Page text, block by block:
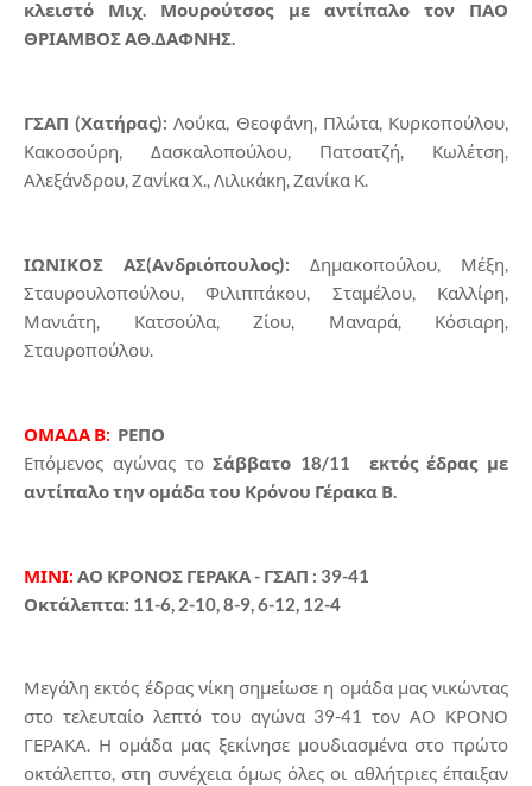
κλειστό Μιχ. Μουρούτσος με αντίπαλο τον ΠΑΟ
ΘΡΙΑΜΒΟΣ ΑΘ.ΔΑΦΝΗΣ.
ΓΣΑΠ (Χατήρας): Λούκα, Θεοφάνη, Πλώτα, Κυρκοπούλου,
Κακοσούρη, Δασκαλοπούλου, Πατσατζή, Κωλέτση,
Αλεξάνδρου, Ζανίκα Χ., Λιλικάκη, Ζανίκα Κ.
ΙΩΝΙΚΟΣ ΑΣ(Ανδριόπουλος): Δημακοπούλου, Μέξη,
Σταυρουλοπούλου, Φιλιππάκου, Σταμέλου, Καλλίρη,
Μανιάτη, Κατσούλα, Ζίου, Μαναρά, Κόσιαρη,
Σταυροπούλου.
ΟΜΑΔΑ Β: ΡΕΠΟ
Επόμενος αγώνας τοΣάββατο 18/11 εκτός έδρας με
αντίπαλο την ομάδα του Κρόνου Γέρακα Β.
ΜΙΝΙ: ΑΟ ΚΡΟΝΟΣ ΓΕΡΑΚΑ - ΓΣΑΠ : 39-41
Οκτάλεπτα: 11-6, 2-10, 8-9, 6-12, 12-4
Μεγάλη εκτός έδρας νίκη σημείωσε η ομάδα μας νικώντας
στο τελευταίο λεπτό του αγώνα 39-41 τον ΑΟ ΚΡΟΝΟ
ΓΕΡΑΚΑ. Η ομάδα μας ξεκίνησε μουδιασμένα στο πρώτο
οκτάλεπτο, στη συνέχεια όμως όλες οι αθλήτριες έπαιξαν